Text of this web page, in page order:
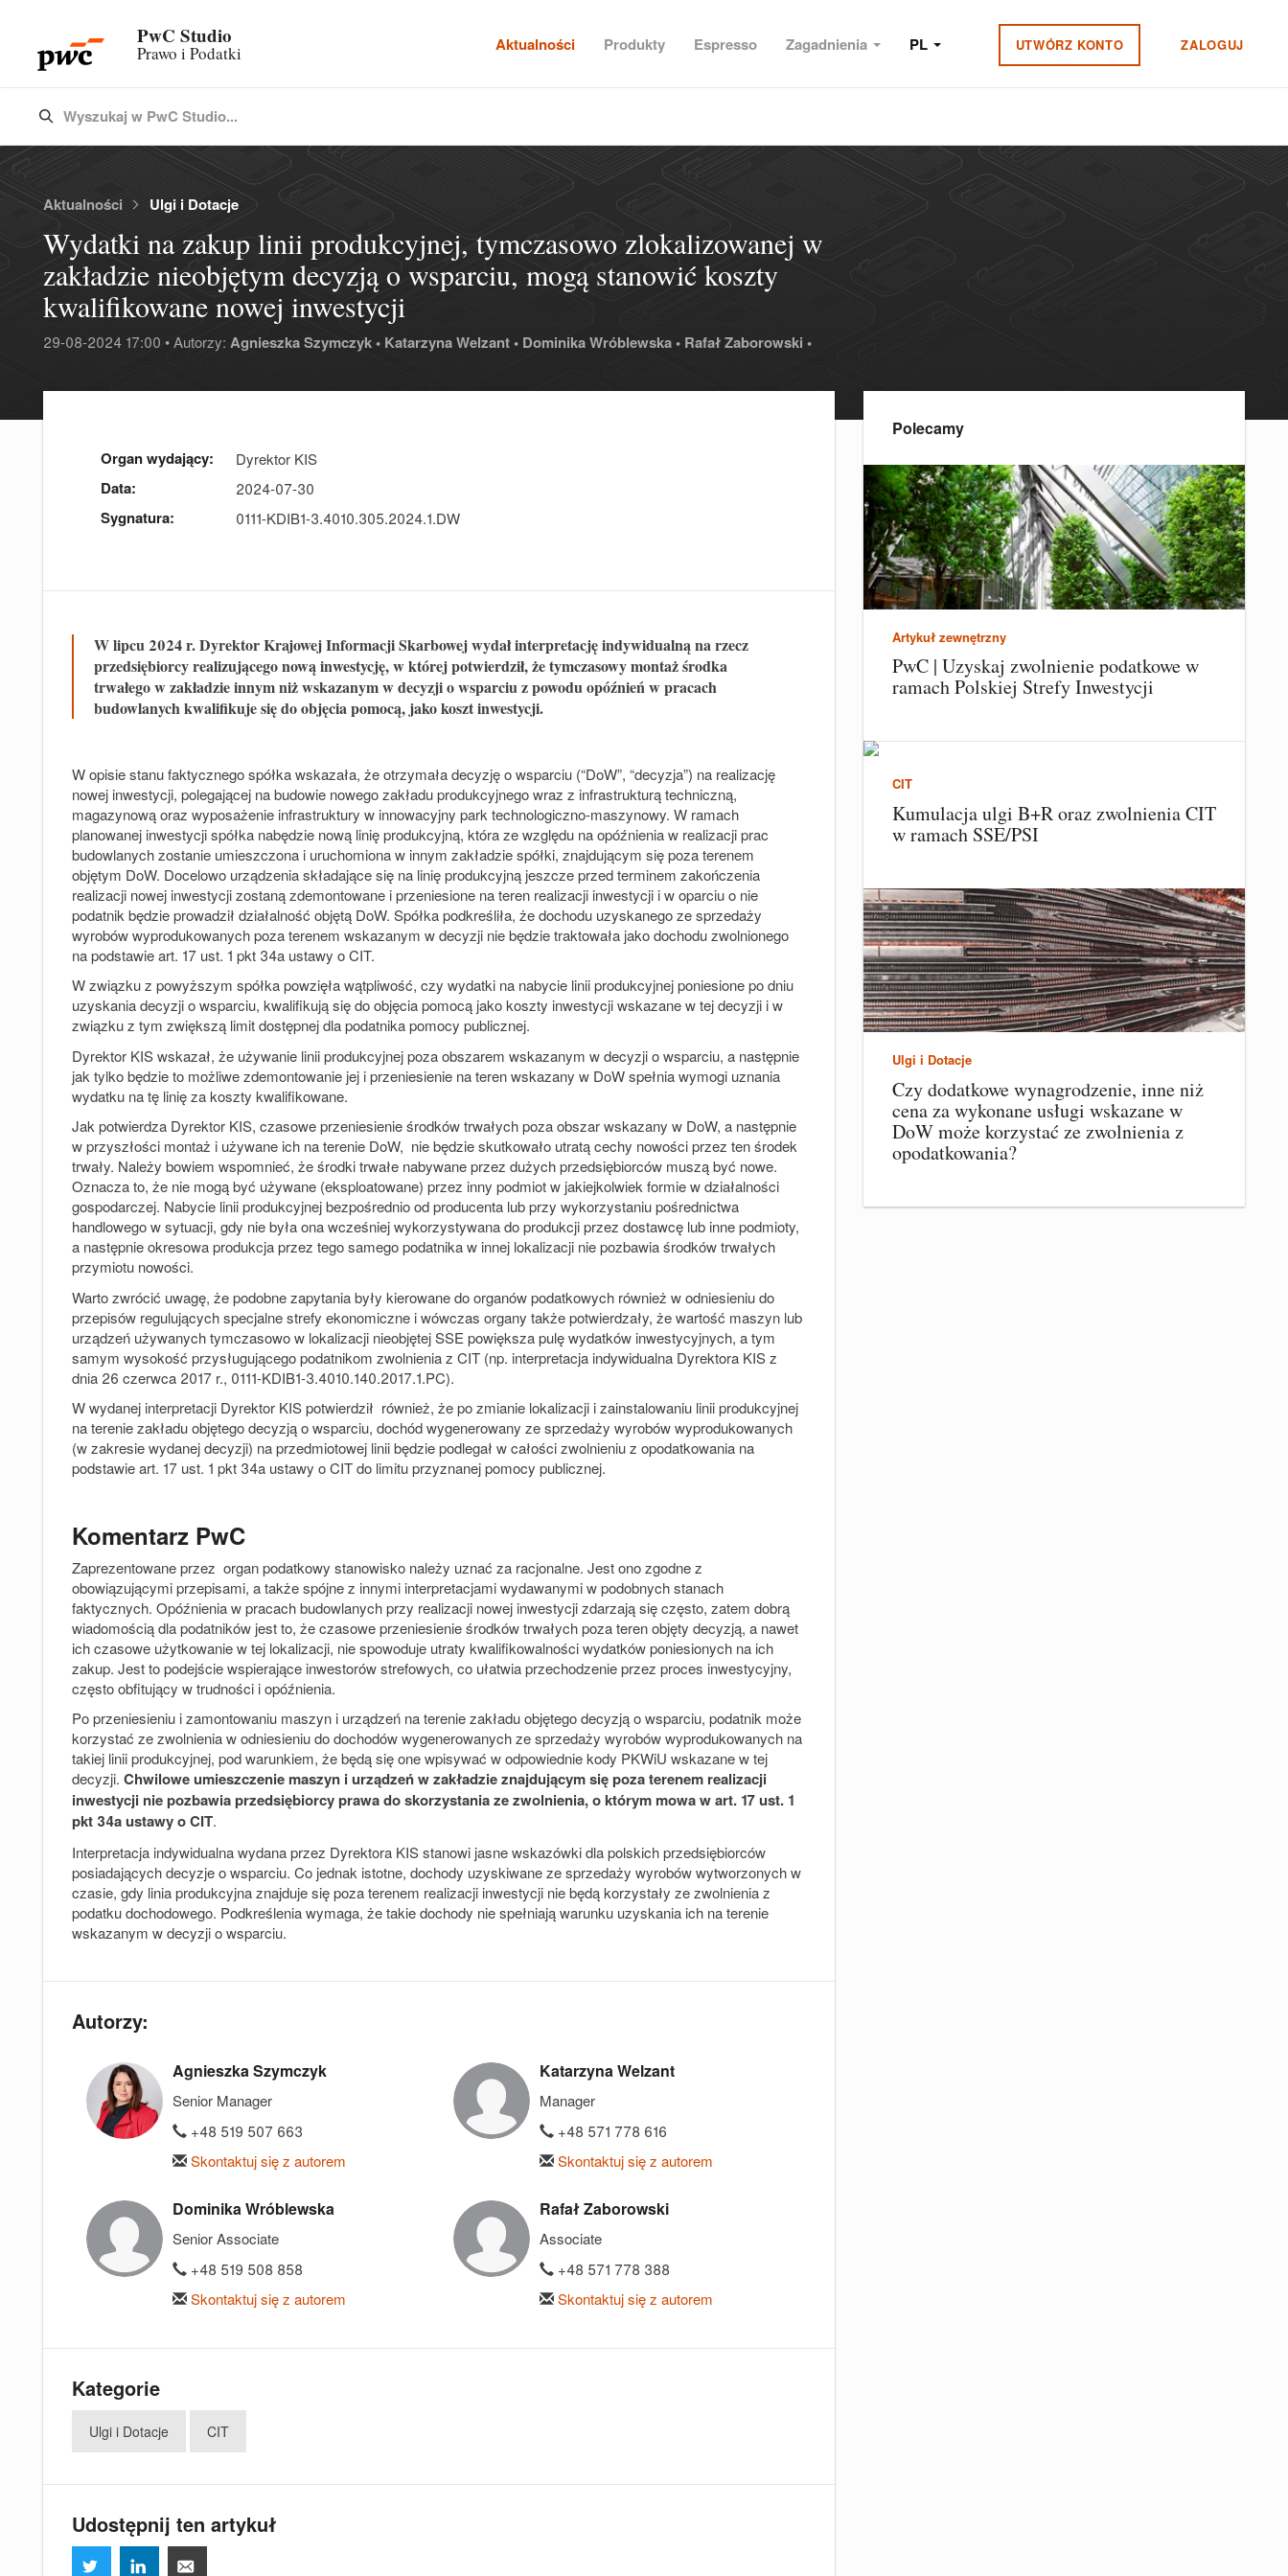
PwC Studio
Prawo i Podatki Aktualności Produkty Espresso Zagadnienia PL UTWÓRZ KONTO ZALOGUJ
Type 3 or more characters for results.
Wyszukaj w PwC Studio...
Aktualności Ulgi i Dotacje
Wydatki na zakup linii produkcyjnej, tymczasowo zlokalizowanej w
zakładzie nieobjętym decyzją o wsparciu, mogą stanowić koszty
kwalifikowane nowej inwestycji
29-08-2024 17:00 • Autorzy: Agnieszka Szymczyk • Katarzyna Welzant • Dominika Wróblewska • Rafał Zaborowski •
Organ wydający: Dyrektor KIS
Data: 2024-07-30
Sygnatura: 0111-KDIB1-3.4010.305.2024.1.DW
W lipcu 2024 r. Dyrektor Krajowej Informacji Skarbowej wydał interpretację indywidualną na rzecz
przedsiębiorcy realizującego nową inwestycję, w której potwierdził, że tymczasowy montaż środka
trwałego w zakładzie innym niż wskazanym w decyzji o wsparciu z powodu opóźnień w pracach
budowlanych kwalifikuje się do objęcia pomocą, jako koszt inwestycji.
W opisie stanu faktycznego spółka wskazała, że otrzymała decyzję o wsparciu (“DoW”, “decyzja”) na realizację
nowej inwestycji, polegającej na budowie nowego zakładu produkcyjnego wraz z infrastrukturą techniczną,
magazynową oraz wyposażenie infrastruktury w innowacyjny park technologiczno-maszynowy. W ramach
planowanej inwestycji spółka nabędzie nową linię produkcyjną, która ze względu na opóźnienia w realizacji prac
budowlanych zostanie umieszczona i uruchomiona w innym zakładzie spółki, znajdującym się poza terenem
objętym DoW. Docelowo urządzenia składające się na linię produkcyjną jeszcze przed terminem zakończenia
realizacji nowej inwestycji zostaną zdemontowane i przeniesione na teren realizacji inwestycji i w oparciu o nie
podatnik będzie prowadził działalność objętą DoW. Spółka podkreśliła, że dochodu uzyskanego ze sprzedaży
wyrobów wyprodukowanych poza terenem wskazanym w decyzji nie będzie traktowała jako dochodu zwolnionego
na podstawie art. 17 ust. 1 pkt 34a ustawy o CIT.
W związku z powyższym spółka powzięła wątpliwość, czy wydatki na nabycie linii produkcyjnej poniesione po dniu
uzyskania decyzji o wsparciu, kwalifikują się do objęcia pomocą jako koszty inwestycji wskazane w tej decyzji i w
związku z tym zwiększą limit dostępnej dla podatnika pomocy publicznej.
Dyrektor KIS wskazał, że używanie linii produkcyjnej poza obszarem wskazanym w decyzji o wsparciu, a następnie
jak tylko będzie to możliwe zdemontowanie jej i przeniesienie na teren wskazany w DoW spełnia wymogi uznania
wydatku na tę linię za koszty kwalifikowane.
Jak potwierdza Dyrektor KIS, czasowe przeniesienie środków trwałych poza obszar wskazany w DoW, a następnie
w przyszłości montaż i używane ich na terenie DoW, nie będzie skutkowało utratą cechy nowości przez ten środek
trwały. Należy bowiem wspomnieć, że środki trwałe nabywane przez dużych przedsiębiorców muszą być nowe.
Oznacza to, że nie mogą być używane (eksploatowane) przez inny podmiot w jakiejkolwiek formie w działalności
gospodarczej. Nabycie linii produkcyjnej bezpośrednio od producenta lub przy wykorzystaniu pośrednictwa
handlowego w sytuacji, gdy nie była ona wcześniej wykorzystywana do produkcji przez dostawcę lub inne podmioty,
a następnie okresowa produkcja przez tego samego podatnika w innej lokalizacji nie pozbawia środków trwałych
przymiotu nowości.
Warto zwrócić uwagę, że podobne zapytania były kierowane do organów podatkowych również w odniesieniu do
przepisów regulujących specjalne strefy ekonomiczne i wówczas organy także potwierdzały, że wartość maszyn lub
urządzeń używanych tymczasowo w lokalizacji nieobjętej SSE powiększa pulę wydatków inwestycyjnych, a tym
samym wysokość przysługującego podatnikom zwolnienia z CIT (np. interpretacja indywidualna Dyrektora KIS z
dnia 26 czerwca 2017 r., 0111-KDIB1-3.4010.140.2017.1.PC).
W wydanej interpretacji Dyrektor KIS potwierdził również, że po zmianie lokalizacji i zainstalowaniu linii produkcyjnej
na terenie zakładu objętego decyzją o wsparciu, dochód wygenerowany ze sprzedaży wyrobów wyprodukowanych
(w zakresie wydanej decyzji) na przedmiotowej linii będzie podlegał w całości zwolnieniu z opodatkowania na
podstawie art. 17 ust. 1 pkt 34a ustawy o CIT do limitu przyznanej pomocy publicznej.
Komentarz PwC
Zaprezentowane przez organ podatkowy stanowisko należy uznać za racjonalne. Jest ono zgodne z
obowiązującymi przepisami, a także spójne z innymi interpretacjami wydawanymi w podobnych stanach
faktycznych. Opóźnienia w pracach budowlanych przy realizacji nowej inwestycji zdarzają się często, zatem dobrą
wiadomością dla podatników jest to, że czasowe przeniesienie środków trwałych poza teren objęty decyzją, a nawet
ich czasowe użytkowanie w tej lokalizacji, nie spowoduje utraty kwalifikowalności wydatków poniesionych na ich
zakup. Jest to podejście wspierające inwestorów strefowych, co ułatwia przechodzenie przez proces inwestycyjny,
często obfitujący w trudności i opóźnienia.
Po przeniesieniu i zamontowaniu maszyn i urządzeń na terenie zakładu objętego decyzją o wsparciu, podatnik może
korzystać ze zwolnienia w odniesieniu do dochodów wygenerowanych ze sprzedaży wyrobów wyprodukowanych na
takiej linii produkcyjnej, pod warunkiem, że będą się one wpisywać w odpowiednie kody PKWiU wskazane w tej
decyzji. Chwilowe umieszczenie maszyn i urządzeń w zakładzie znajdującym się poza terenem realizacji
inwestycji nie pozbawia przedsiębiorcy prawa do skorzystania ze zwolnienia, o którym mowa w art. 17 ust. 1
pkt 34a ustawy o CIT.
Interpretacja indywidualna wydana przez Dyrektora KIS stanowi jasne wskazówki dla polskich przedsiębiorców
posiadających decyzje o wsparciu. Co jednak istotne, dochody uzyskiwane ze sprzedaży wyrobów wytworzonych w
czasie, gdy linia produkcyjna znajduje się poza terenem realizacji inwestycji nie będą korzystały ze zwolnienia z
podatku dochodowego. Podkreślenia wymaga, że takie dochody nie spełniają warunku uzyskania ich na terenie
wskazanym w decyzji o wsparciu.
Autorzy:
Agnieszka Szymczyk
Senior Manager
+48 519 507 663
Skontaktuj się z autorem
Katarzyna Welzant
Manager
+48 571 778 616
Skontaktuj się z autorem
Dominika Wróblewska
Senior Associate
+48 519 508 858
Skontaktuj się z autorem
Rafał Zaborowski
Associate
+48 571 778 388
Skontaktuj się z autorem
Kategorie
Ulgi i Dotacje CIT
Udostępnij ten artykuł
Polecamy
Artykuł zewnętrzny
PwC | Uzyskaj zwolnienie podatkowe w
ramach Polskiej Strefy Inwestycji
CIT
Kumulacja ulgi B+R oraz zwolnienia CIT
w ramach SSE/PSI
Ulgi i Dotacje
Czy dodatkowe wynagrodzenie, inne niż
cena za wykonane usługi wskazane w
DoW może korzystać ze zwolnienia z
opodatkowania?